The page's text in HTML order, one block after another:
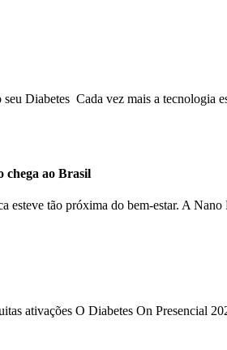
Diabetes Cada vez mais a tecnologia
chega ao Brasil
esteve tão próxima do bem-estar. A
ativações O Diabetes On Presencial